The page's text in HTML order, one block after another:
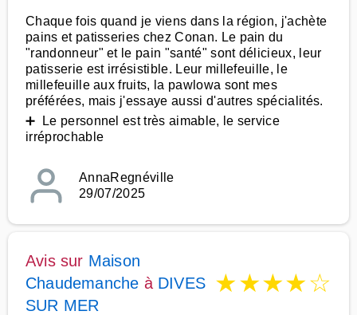
Chaque fois quand je viens dans la région, j'achète
pains et patisseries chez Conan. Le pain du
"randonneur" et le pain "santé" sont délicieux, leur
patisserie est irrésistible. Leur millefeuille, le
millefeuille aux fruits, la pawlowa sont mes
préférées, mais j'essaye aussi d'autres spécialités.
➕ Le personnel est très aimable, le service
irréprochable
AnnaRegnéville
29/07/2025
Avis sur Maison
Chaudemanche à DIVES
SUR MER
★★★★☆